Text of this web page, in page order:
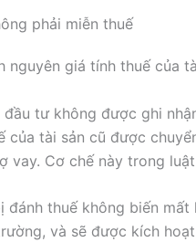
phải miễn thuế
giá tính thuế của
đầu tư không được ghi
của tài sản cũ được
vay. Cơ chế này trong
đánh thuế không biến
và sẽ được kích